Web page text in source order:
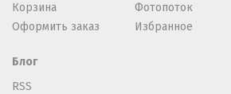
Корзина
Оформить заказ
Фотопоток
Избранное
Блог
RSS